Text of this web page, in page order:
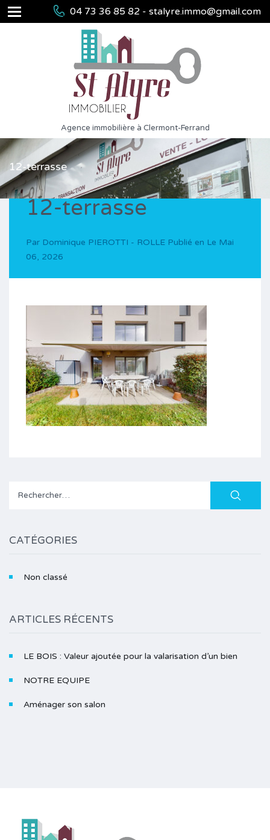
04 73 36 85 82 - stalyre.immo@gmail.com
Agence immobilière à Clermont-Ferrand
12-terrasse
12-terrasse
Par Dominique PIEROTTI - ROLLE Publié en Le Mai
06, 2026
Rechercher :
CATÉGORIES
Non classé
ARTICLES RÉCENTS
LE BOIS : Valeur ajoutée pour la valarisation d’un bien
NOTRE EQUIPE
Aménager son salon